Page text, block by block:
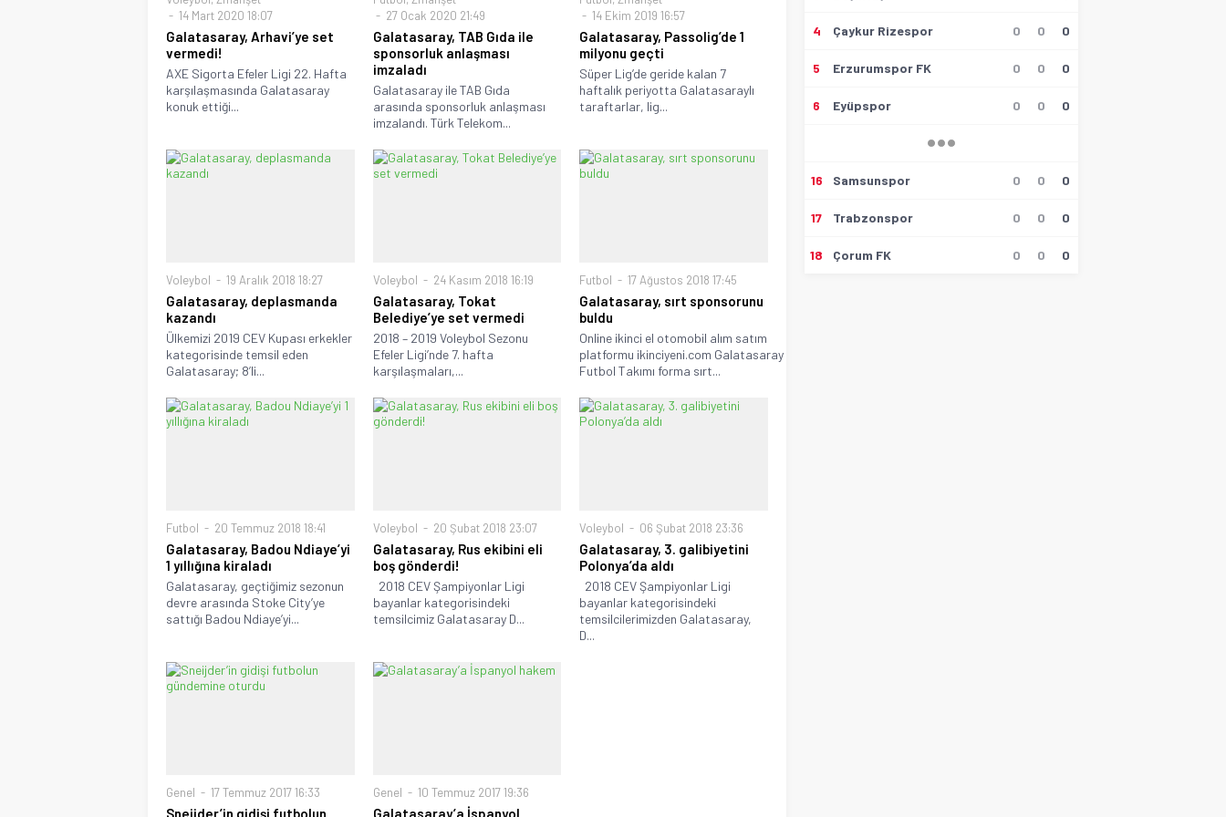
14 Mart 2020 18:07
Galatasaray, Arhavi’ye set
vermedi!
AXE Sigorta Efeler Ligi 22. Hafta
karşılaşmasında Galatasaray
konuk ettiği...
27 Ocak 2020 21:49
Galatasaray, TAB Gıda ile
sponsorluk anlaşması
imzaladı
Galatasaray ile TAB Gıda
arasında sponsorluk anlaşması
imzalandı. Türk Telekom...
14 Ekim 2019 16:57
Galatasaray, Passolig’de 1
milyonu geçti
Süper Lig’de geride kalan 7
haftalık periyotta Galatasaraylı
taraftarlar, lig...
Voleybol 19 Aralık 2018 18:27
Galatasaray, deplasmanda
kazandı
Ülkemizi 2019 CEV Kupası erkekler
kategorisinde temsil eden
Galatasaray; 8’li...
Voleybol 24 Kasım 2018 16:19
Galatasaray, Tokat
Belediye’ye set vermedi
2018 – 2019 Voleybol Sezonu
Efeler Ligi’nde 7. hafta
karşılaşmaları,...
Futbol 17 Ağustos 2018 17:45
Galatasaray, sırt sponsorunu
buldu
Online ikinci el otomobil alım satım
platformu ikinciyeni.com Galatasaray
Futbol Takımı forma sırt...
Futbol 20 Temmuz 2018 18:41
Galatasaray, Badou Ndiaye’yi
1 yıllığına kiraladı
Galatasaray, geçtiğimiz sezonun
devre arasında Stoke City’ye
sattığı Badou Ndiaye’yi...
Voleybol 20 Şubat 2018 23:07
Galatasaray, Rus ekibini eli
boş gönderdi!
2018 CEV Şampiyonlar Ligi
bayanlar kategorisindeki
temsilcimiz Galatasaray D...
Voleybol 06 Şubat 2018 23:36
Galatasaray, 3. galibiyetini
Polonya’da aldı
2018 CEV Şampiyonlar Ligi
bayanlar kategorisindeki
temsilcilerimizden Galatasaray,
D...
Genel 17 Temmuz 2017 16:33
Sneijder’in gidişi futbolun
Genel 10 Temmuz 2017 19:36
Galatasaray’a İspanyol
4 Çaykur Rizespor 0 0 0
5 Erzurumspor FK 0 0 0
6 Eyüpspor 0 0 0
16 Samsunspor 0 0 0
17 Trabzonspor 0 0 0
18 Çorum FK 0 0 0